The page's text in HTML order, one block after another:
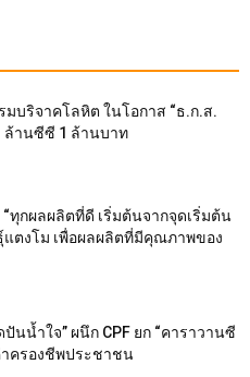
มบริจาคโลหิต ในโอกาส “ธ.ก.ส.
ล้านซีซี 1 ล้านบาท
ทุกผลผลิตที่ดี เริ่มต้นจากจุดเริ่มต้น
แตงโม เพื่อผลผลิตที่มีคุณภาพของ
นน้ำใจ” ผนึก CPF ยก “คาราวานซี
าครองชีพประชาชน